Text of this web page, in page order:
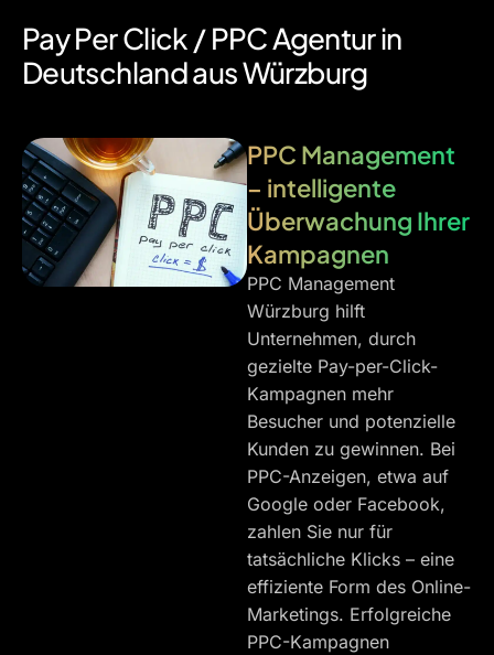
Pay Per Click / PPC Agentur in
Deutschland aus Würzburg
PPC Management
– intelligente
Überwachung Ihrer
Kampagnen
PPC Management
Würzburg hilft
Unternehmen, durch
gezielte Pay-per-Click-
Kampagnen mehr
Besucher und potenzielle
Kunden zu gewinnen. Bei
PPC-Anzeigen, etwa auf
Google oder Facebook,
zahlen Sie nur für
tatsächliche Klicks – eine
effiziente Form des Online-
Marketings. Erfolgreiche
PPC-Kampagnen